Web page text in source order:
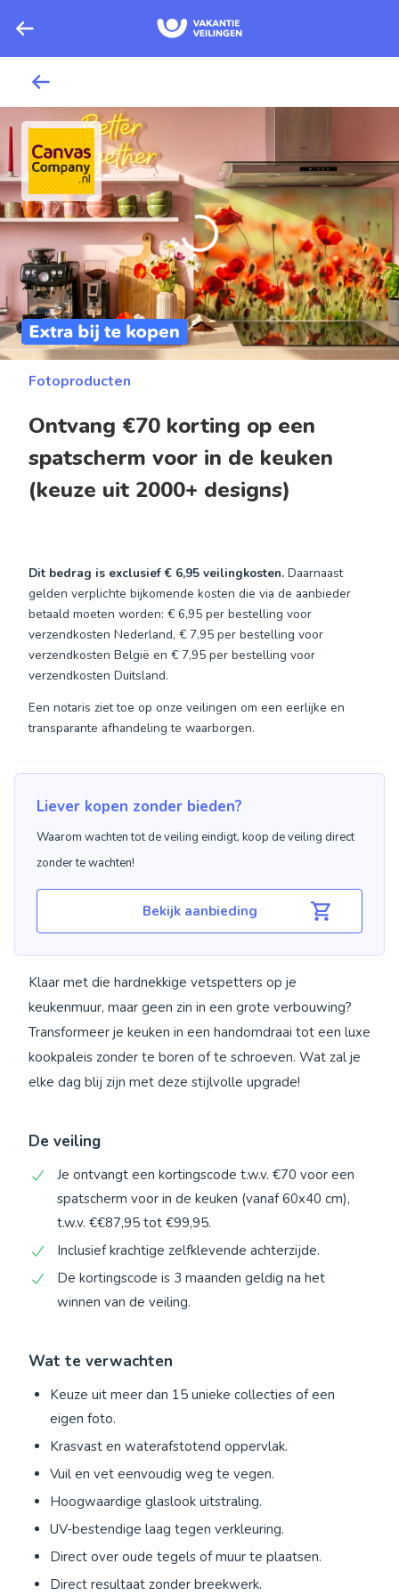
Fotoproducten
Ontvang €70 korting op een
spatscherm voor in de keuken
(keuze uit 2000+ designs)
Dit bedrag is exclusief€ 6,95 veilingkosten. Daarnaast
gelden verplichte bijkomende kosten die via de aanbieder
betaald moeten worden: € 6,95 per bestelling voor
verzendkosten Nederland, € 7,95 per bestelling voor
verzendkosten België en € 7,95 per bestelling voor
verzendkosten Duitsland.
Een notaris ziet toe op onze veilingen om een eerlijke en
transparante afhandeling te waarborgen.
Liever kopen zonder bieden?
Waarom wachten tot de veiling eindigt, koop de veiling direct
zonder te wachten!
Bekijk aanbieding
Klaar met die hardnekkige vetspetters op je
keukenmuur, maar geen zin in een grote verbouwing?
Transformeer je keuken in een handomdraai tot een luxe
kookpaleis zonder te boren of te schroeven. Wat zal je
elke dag blij zijn met deze stijlvolle upgrade!
De veiling
Je ontvangt een kortingscode t.w.v. €70 voor een
spatscherm voor in de keuken (vanaf 60x40 cm),
t.w.v. €€87,95 tot €99,95.
Inclusief krachtige zelfklevende achterzijde.
De kortingscode is 3 maanden geldig na het
winnen van de veiling.
Wat te verwachten
Keuze uit meer dan 15 unieke collecties of een
eigen foto.
Krasvast en waterafstotend oppervlak.
Vuil en vet eenvoudig weg te vegen.
Hoogwaardige glaslook uitstraling.
UV-bestendige laag tegen verkleuring.
Direct over oude tegels of muur te plaatsen.
Direct resultaat zonder breekwerk.